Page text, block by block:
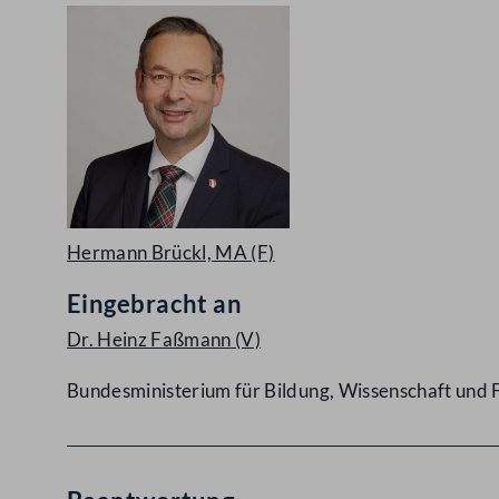
Hermann Brückl, MA (F)
Eingebracht an
Dr. Heinz Faßmann (V)
Bundesministerium für Bildung, Wissenschaft und